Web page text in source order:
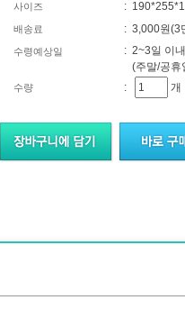
사이즈 :
배송료 : 3,000원(3
수령예상일
: 2~3일 이내
(주말/공휴
수량 : 개